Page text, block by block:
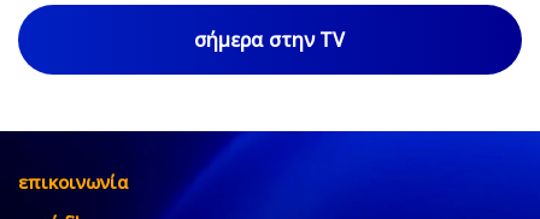
σήμερα στην TV
επικοινωνία